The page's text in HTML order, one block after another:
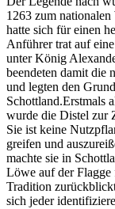
1263 zum
hatte sich für einen
Anführer trat auf
unter König
beendeten damit die
und legten den
Schottland.Erstmals
wurde die Distel zur
Sie ist keine
greifen und
machte sie in
Löwe auf der Flagge
Tradition
sich jeder